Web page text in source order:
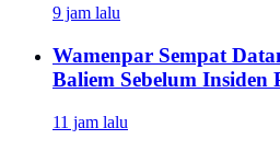
9 jam lalu
Wamenpar Sempat
Baliem Sebelum Insiden
11 jam lalu